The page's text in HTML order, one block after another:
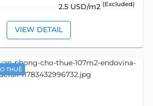
2.5 USD/m2 (Excluded)
VIEW DETAIL
THUÊ